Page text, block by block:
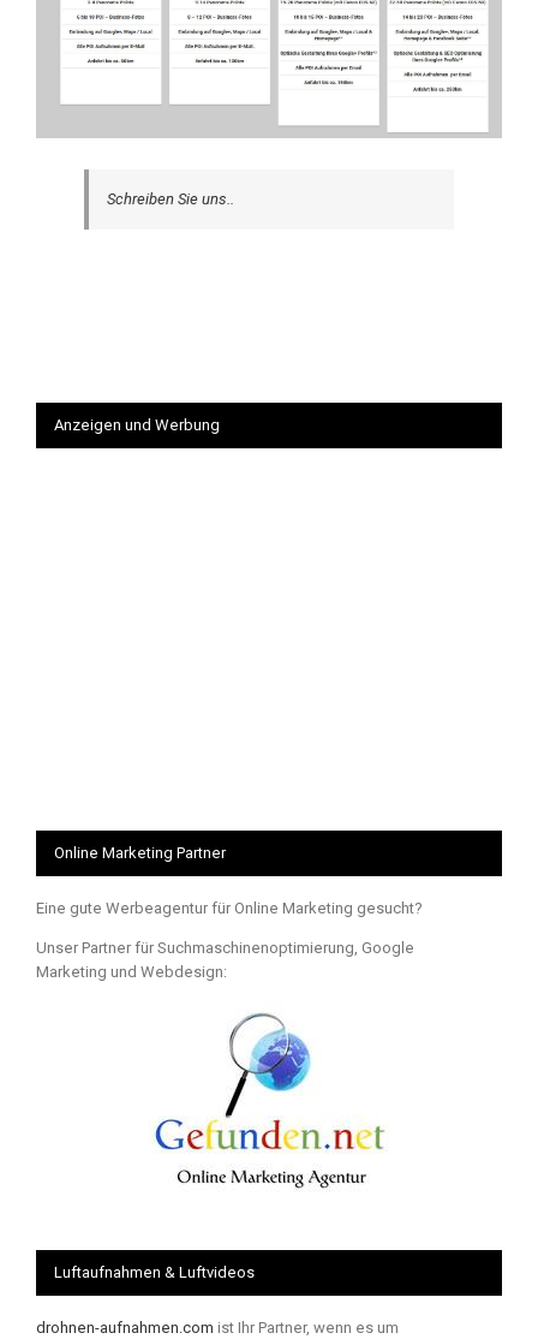
Schreiben Sie uns..
Anzeigen und Werbung
Online Marketing Partner
Eine gute Werbeagentur für Online Marketing gesucht?
Unser Partner für Suchmaschinenoptimierung, Google
Marketing und Webdesign:
Luftaufnahmen & Luftvideos
drohnen-aufnahmen.com ist Ihr Partner, wenn es um